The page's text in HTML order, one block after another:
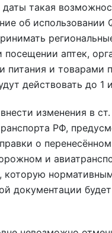
такая
об использовании
аптек,
питания и товарами
действовать до 1
изменения в
РФ,
о
и
документации